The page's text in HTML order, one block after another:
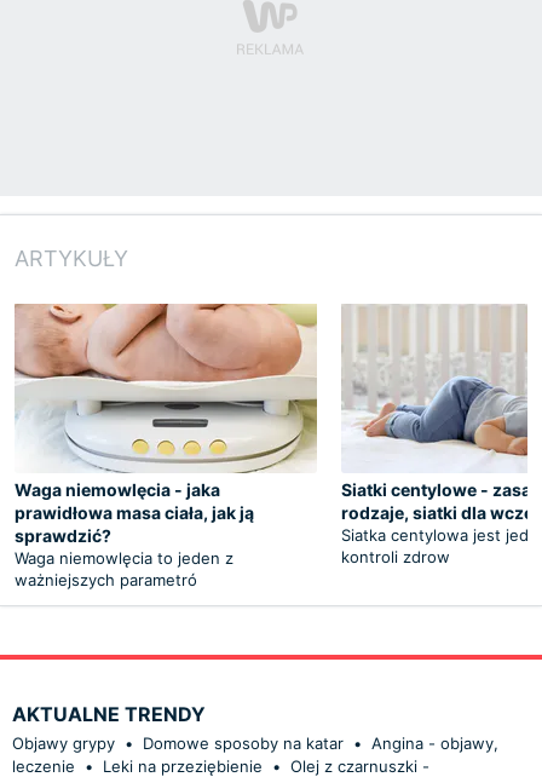
ARTYKUŁY
Waga niemowlęcia - jaka
prawidłowa masa ciała, jak ją
sprawdzić?
Waga niemowlęcia to jeden z
ważniejszych parametró
Siatki centylowe -
rodzaje, siatki dla
Siatka centylowa jest
kontroli zdrow
AKTUALNE TRENDY
Objawy grypy • Domowe sposoby na katar • Angina - objawy,
leczenie
• Leki na przeziębienie • Olej z czarnuszki -